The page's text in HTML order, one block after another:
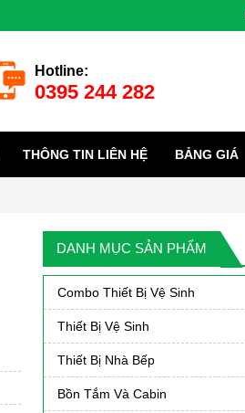
Hotline:
0395 244 282
THÔNG TIN LIÊN HỆ BẢNG GIÁ
DANH MỤC SẢN PHẨM
Combo Thiết Bị Vệ Sinh
Thiết Bị Vệ Sinh
Thiết Bị Nhà Bếp
Bồn Tắm Và Cabin